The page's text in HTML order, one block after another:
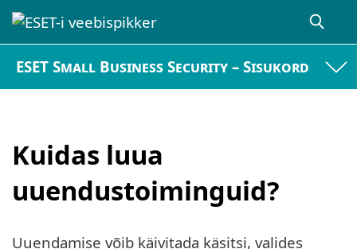
ESET Small Business Security – Sisukord
Kuidas luua
uuendustoiminguid?
Uuendamise võib käivitada käsitsi, valides